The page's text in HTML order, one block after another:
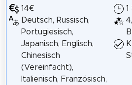
14€
Deutsch, Russisch,
Portugiesisch,
Japanisch, Englisch,
Chinesisch
(Vereinfacht),
Italienisch, Französisch,
1